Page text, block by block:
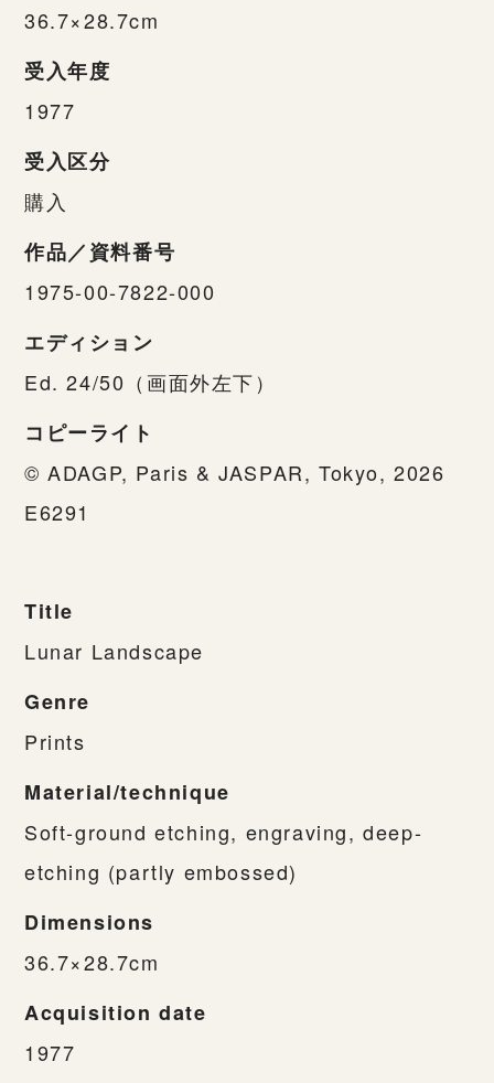
36.7×28.7cm
受入年度
1977
受入区分
購入
作品／資料番号
1975-00-7822-000
エディション
Ed. 24/50（画面外左下）
コピーライト
© ADAGP, Paris & JASPAR, Tokyo, 2026
E6291
Title
Lunar Landscape
Genre
Prints
Material/technique
Soft-ground etching, engraving, deep-
etching (partly embossed)
Dimensions
36.7×28.7cm
Acquisition date
1977